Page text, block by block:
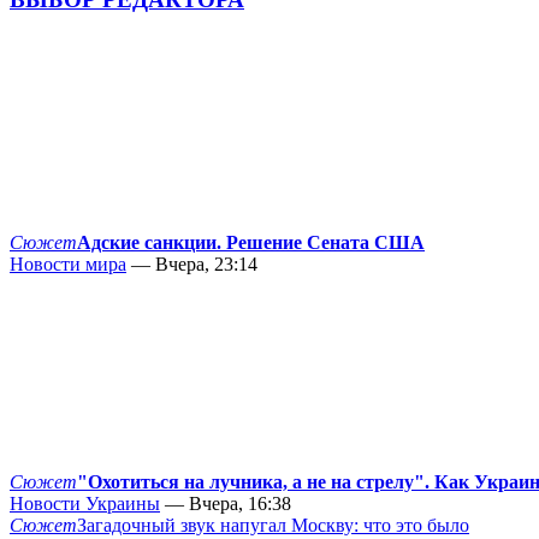
СюжетАдские санкции. Решение Сената США
Новости мира — Вчера, 23:14
Сюжет"Охотиться на лучника, а не на стрелу". Как
Новости Украины — Вчера, 16:38
СюжетЗагадочный звук напугал Москву: что это было